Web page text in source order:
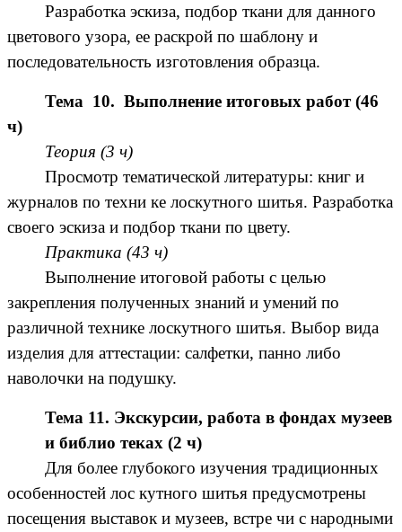
Разработка эскиза, подбор ткани для данного
цветового узора, ее раскрой по шаблону и
последовательность изготовления образца.
Тема 10. Выполнение итоговых работ (46
ч)
Теория (3 ч)
Просмотр тематической литературы: книг и
журналов по техни ке лоскутного шитья. Разработка
своего эскиза и подбор ткани по цвету.
Практика (43 ч)
Выполнение итоговой работы с целью
закрепления полученных знаний и умений по
различной технике лоскутного шитья. Выбор вида
изделия для аттестации: салфетки, панно либо
наволочки на подушку.
Тема 11. Экскурсии, работа в фондах музеев
и библио теках (2 ч)
Для более глубокого изучения традиционных
особенностей лос кутного шитья предусмотрены
посещения выставок и музеев, встре чи с народными